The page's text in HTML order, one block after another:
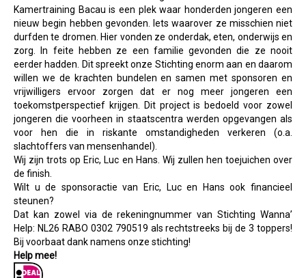
Kamertraining Bacau is een plek waar honderden jongeren een
nieuw begin hebben gevonden. Iets waarover ze misschien niet
durfden te dromen. Hier vonden ze onderdak, eten, onderwijs en
zorg. In feite hebben ze een familie gevonden die ze nooit
eerder hadden. Dit spreekt onze Stichting enorm aan en daarom
willen we de krachten bundelen en samen met sponsoren en
vrijwilligers ervoor zorgen dat er nog meer jongeren een
toekomstperspectief krijgen. Dit project is bedoeld voor zowel
jongeren die voorheen in staatscentra werden opgevangen als
voor hen die in riskante omstandigheden verkeren (o.a.
slachtoffers van mensenhandel).
Wij zijn trots op Eric, Luc en Hans. Wij zullen hen toejuichen over
de finish.
Wilt u de sponsoractie van Eric, Luc en Hans ook financieel
steunen?
Dat kan zowel via de rekeningnummer van Stichting Wanna’
Help: NL26 RABO 0302 790519 als rechtstreeks bij de 3 toppers!
Bij voorbaat dank namens onze stichting!
Help mee!